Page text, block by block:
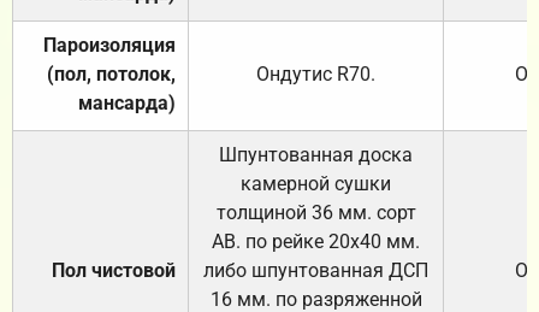
Пароизоляция
(пол, потолок,
мансарда)
Ондутис R70.
Пол чистовой
Шпунтованная доска
камерной сушки
толщиной 36 мм. сорт
АВ. по рейке 20х40 мм.
либо шпунтованная ДСП
16 мм. по разряженной